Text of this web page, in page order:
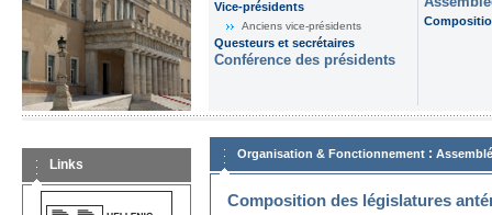
Vice-présidents
Anciens vice-présidents
Questeurs et secrétaires
Conférence des présidents
Links
Organisation & Fonctionnement :
Composition des législatures